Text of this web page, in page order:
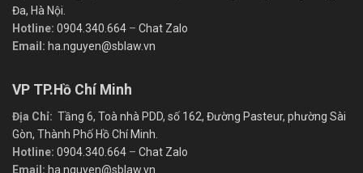
Đa, Hà Nội.
Hotline: 0904.340.664 – Chat Zalo
Email: ha.nguyen@sblaw.vn
VP TP.Hồ Chí Minh
Địa Chỉ: Tầng 6, Toà nhà PDD, số 162, Đường Pasteur, phường Sài
Gòn, Thành Phố Hồ Chí Minh.
Hotline: 0904.340.664 – Chat Zalo
Email: ha.nguyen@sblaw.vn